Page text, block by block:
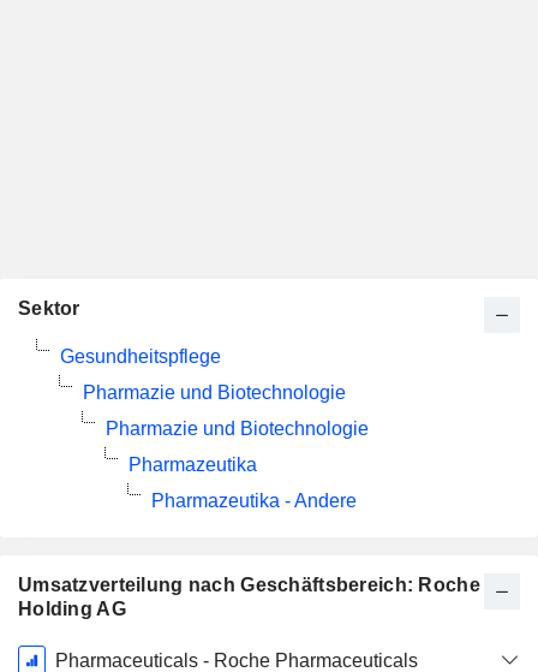
Umsatzverteilung nach Geschäftsbereich: Roche
Holding AG
Ende d.
Pharmaceuticals - Roche Pharmaceuticals
Sektor
Gesundheitspflege
Pharmazie und Biotechnologie
Pharmazie und Biotechnologie
Pharmazeutika
Pharmazeutika - Andere